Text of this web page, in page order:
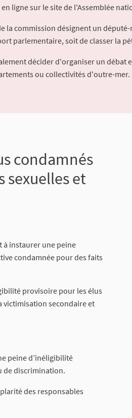
ligne sur le site de l'Assemblée
la commission désignent un
parlementaire, soit de classer la
décider d'organiser un débat
ou collectivités d'outre-mer.
condamnés
sexuelles et
à instaurer une peine
condamnée pour des faits
provisoire pour les élus
victimisation secondaire et
peine d’inéligibilité
de discrimination.
des responsables